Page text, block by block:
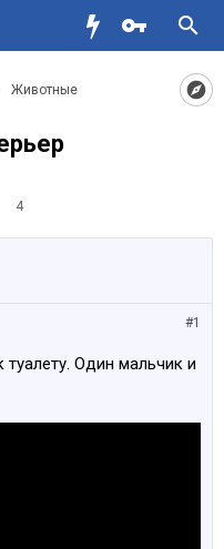
Животные
4
#1
Один мальчик и